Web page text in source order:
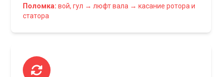
Поломка: вой, гул → люфт вала → касание ротора и
статора